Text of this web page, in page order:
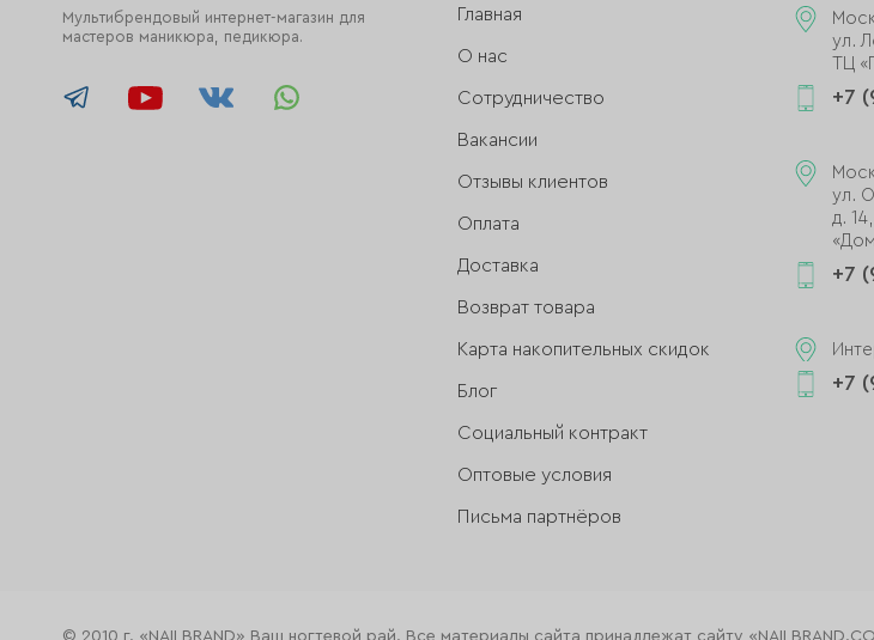
Мультибрендовый интернет-магазин для
мастеров маникюра, педикюра.
Главная
О нас
Сотрудничество
Вакансии
Отзывы клиентов
Оплата
Доставка
Возврат товара
Карта накопительных скидок
Блог
Социальный контракт
Оптовые условия
Письма партнёров
ул.
ТЦ
+7
ул.
д.
+7
+7
© 2010 г. «NAILBRAND» Ваш ногтевой рай. Все материалы сайта принадлежат сайту